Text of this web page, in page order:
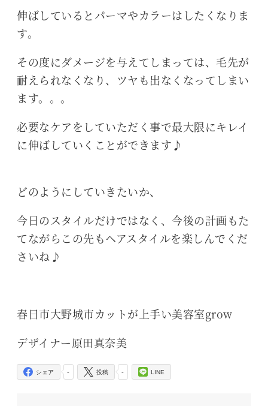
伸ばしているとパーマやカラーはしたくなりま
す。
その度にダメージを与えてしまっては、毛先が
耐えられなくなり、ツヤも出なくなってしまい
ます。。。
必要なケアをしていただく事で最大限にキレイ
に伸ばしていくことができます♪
どのようにしていきたいか、
今日のスタイルだけではなく、今後の計画もた
てながらこの先もヘアスタイルを楽しんでくだ
さいね♪
春日市大野城市カットが上手い美容室grow
デザイナー原田真奈美
-
シェア -
投稿 LINE